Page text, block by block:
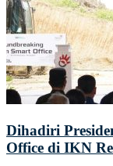
Dihadiri
Office di IKN